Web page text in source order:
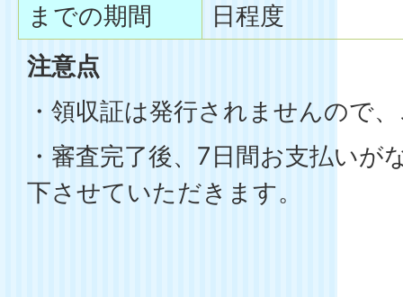
までの期間
日程度
注意点
・領収証は発行されませんので
・審査完了後、7日間お支払いが
下させていただきます。